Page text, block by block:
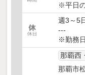
※平日
週3～5
---
※勤務
那覇西
那覇市